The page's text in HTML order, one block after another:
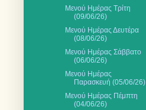
Μενού Ημέρας Τρίτη
(09/06/26)
Μενού Ημέρας Δευτέρα
(08/06/26)
Μενού Ημέρας Σάββατο
(06/06/26)
Mενού Ημέρας
Παρασκευή (05/06/26)
Μενού Ημέρας Πέμπτη
(04/06/26)